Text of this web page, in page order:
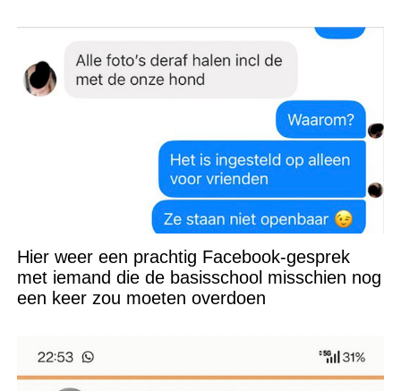
Hier weer een prachtig Facebook-gesprek
met iemand die de basisschool misschien nog
een keer zou moeten overdoen